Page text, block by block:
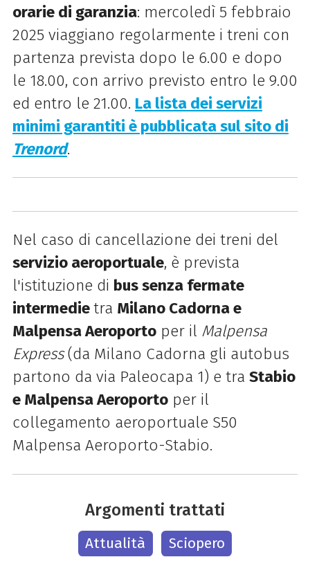
orarie di garanzia: mercoledì 5 febbraio
2025 viaggiano regolarmente i treni con
partenza prevista dopo le 6.00 e dopo
le 18.00, con arrivo previsto entro le 9.00
ed entro le 21.00. La lista dei servizi
minimi garantiti è pubblicata sul sito di
Trenord.
Nel caso di cancellazione dei treni del
servizio aeroportuale, è prevista
l'istituzione di bus senza fermate
intermedietra Milano Cadorna e
Malpensa Aeroporto per il Malpensa
Express(da Milano Cadorna gli autobus
partono da via Paleocapa 1) e tra Stabio
e Malpensa Aeroporto per il
collegamento aeroportuale S50
Malpensa Aeroporto-Stabio.
Argomenti trattati
Attualità Sciopero